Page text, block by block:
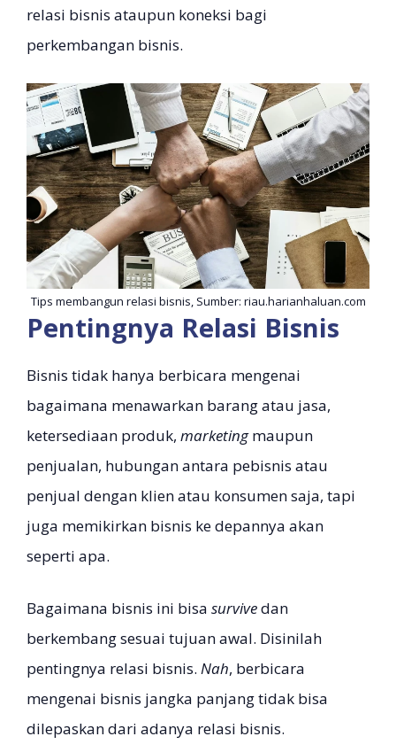
relasi bisnis ataupun koneksi bagi
perkembangan bisnis.
Tips membangun relasi bisnis, Sumber: riau.harianhaluan.com
Pentingnya Relasi Bisnis
Bisnis tidak hanya berbicara mengenai
bagaimana menawarkan barang atau jasa,
ketersediaan produk, marketingmaupun
penjualan, hubungan antara pebisnis atau
penjual dengan klien atau konsumen saja, tapi
juga memikirkan bisnis ke depannya akan
seperti apa.
Bagaimana bisnis ini bisa survivedan
berkembang sesuai tujuan awal. Disinilah
pentingnya relasi bisnis. Nah, berbicara
mengenai bisnis jangka panjang tidak bisa
dilepaskan dari adanya relasi bisnis.